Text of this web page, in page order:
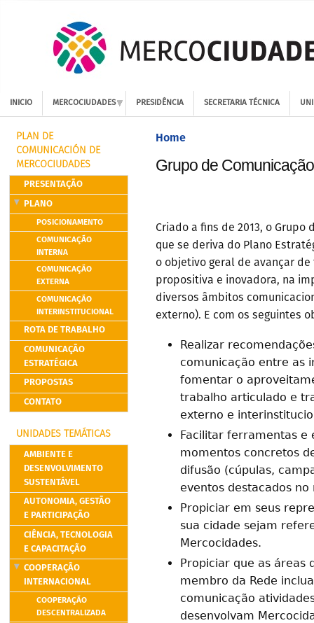
INICIO MERCOCIUDADES PRESIDÊNCIA SECRETARIA TÉCNICA
PLAN DE
COMUNICACIÓN DE
MERCOCIUDADES
PRESENTAÇÃO
PLANO
POSICIONAMENTO
COMUNICAÇÃO
INTERNA
COMUNICAÇÃO
EXTERNA
COMUNICAÇÃO
INTERINSTITUCIONAL
ROTA DE TRABALHO
COMUNICAÇÃO
ESTRATÉGICA
PROPOSTAS
CONTATO
UNIDADES TEMÁTICAS
AMBIENTE E
DESENVOLVIMENTO
SUSTENTÁVEL
AUTONOMIA, GESTÃO
E PARTICIPAÇÃO
CIÊNCIA, TECNOLOGIA
E CAPACITAÇÃO
COOPERAÇÃO
INTERNACIONAL
COOPERAÇÃO
DESCENTRALIZADA
Home
Grupo de Comunicação
Criado a fins de 2013, o
que se deriva do Plano
o objetivo geral de avançar
propositiva e inovadora, na
diversos âmbitos
externo). E com os seguintes
Realizar
comunicação entre as
fomentar o
trabalho articulado e
externo e
Facilitar ferramentas e
momentos concretos
difusão (cúpulas,
eventos destacados
Propiciar em seus
sua cidade sejam
Mercocidades.
Propiciar que as áreas
membro da Rede
comunicação
desenvolvam